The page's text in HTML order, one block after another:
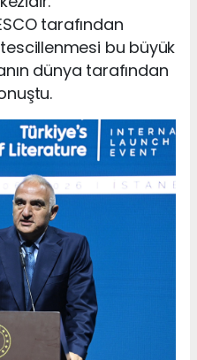
tarafından
bu büyük
dünya tarafından